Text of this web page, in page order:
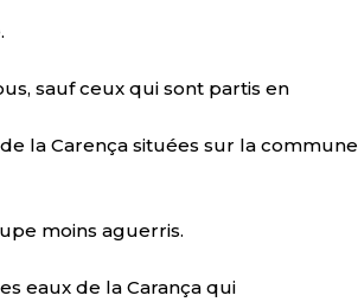
sauf ceux qui sont partis en
la Carença situées sur la commune
moins aguerris.
eaux de la Carança qui